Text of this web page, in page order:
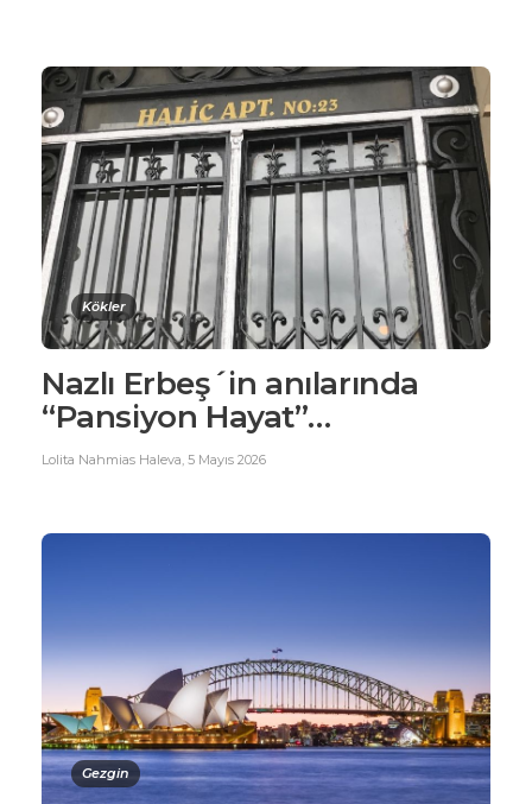
Kökler
Nazlı Erbeş´in anılarında
“Pansiyon Hayat”…
Lolita Nahmias Haleva, 5 Mayıs 2026
Gezgin